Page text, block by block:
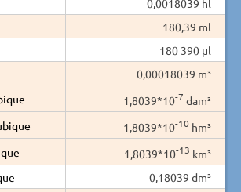
0,0018039 hl
180,39 ml
180 390 µl
0,00018039 m³
1,8039*10-7 dam³
1,8039*10-10 hm³
1,8039*10-13 km³
0,18039 dm³